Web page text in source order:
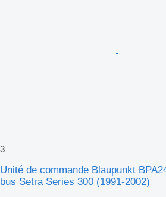
3
Unité de commande Blaupunkt
bus Setra Series 300 (1991-2002)